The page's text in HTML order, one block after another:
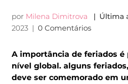
por Milena Dimitrova | Última
2023| 0 Comentários
A importância de feriados
nível global. alguns
deve ser comemorado em